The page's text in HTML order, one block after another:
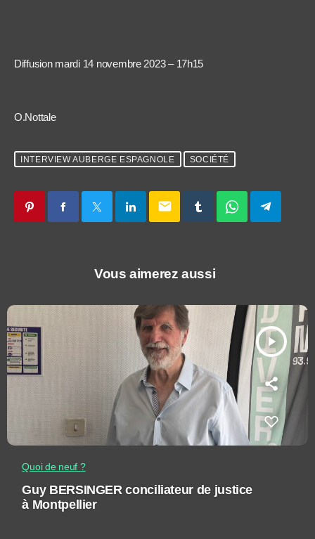
Diffusion mardi 14 novembre 2023 – 17h15
O.Nottale
INTERVIEW AUBERGE ESPAGNOLE SOCIÉTÉ
email
Vous aimerez aussi
play_arrow
Quoi de neuf ?
Guy BERSINGER conciliateur de justice
à Montpellier